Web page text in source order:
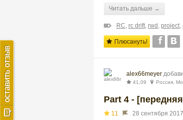
Читать дальше →
RC, rc drift, rwd , project,
Плюсануть!
alex66meyer
41,09 Россия,
Part 4 -
11 28 сентября